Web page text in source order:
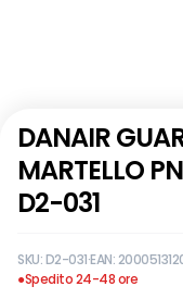
DANAIR
MARTELLO
D2-031
SKU:D2-031·EAN:
●Spedito 24-48 ore